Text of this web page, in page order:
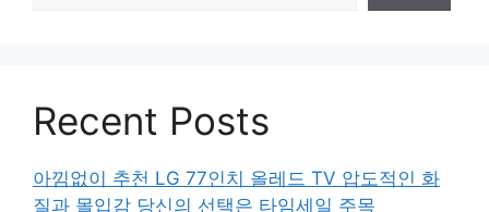
Recent Posts
아낌없이 추천 LG 77인치 올레드 TV 압도적인 화
질과 몰입감 당신의 선택은 타임세일 주목